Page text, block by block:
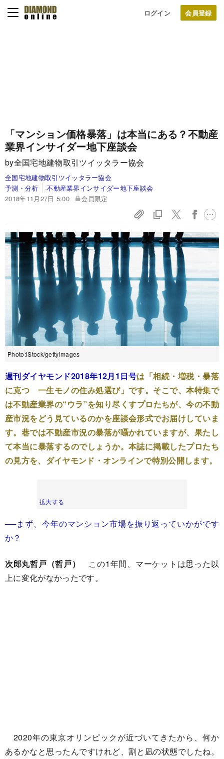
ログイン
「マンション価格暴落」は本当にある？不動産
業界インサイダー地下座談会
by全国宅地建物取引ツイッタラー協会
全国宅地建物取引ツイッタラー協会
予測・分析
不動産業界インサイダー地下座談会
2018年11月27日 5:00
会員限定
Photo:iStock/gettyimages
週刊ダイヤモンド2018年12月1日号は「相続・増税・暴落
に克つ 一生モノの住み処選び」です。そこで、本特集で
は不動産業界の“ウラ”を知り尽くすプロたちが、今の不動
産市況をどう見ているのかを座談会形式でお届けしていま
す。巷では不動産市況の暴落が囁かれていますが、果たし
て本当に暴落するのでしょうか。本誌に掲載したプロたち
の見方を、ダイヤモンド・オンラインで特別公開します。
拡大する
──まず、今年のマンション市場を振り返っていかがです
か？
次郎丸哲戸（哲戸）
この1年間、マーケットは思った以
上に変化がなかったです。
2020年の東京オリンピックが近づいてきたから、何か
あるかなと思ったんですけれど、割と凪の状態でしたね。